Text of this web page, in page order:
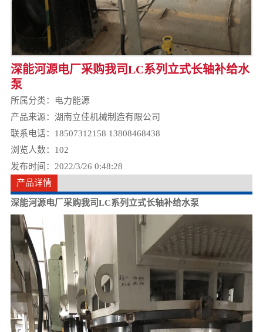
深能河源电厂采购我司LC系列立式长轴补给水
泵
所属分类：
电力能源
产品来源：湖南立佳机械制造有限公司
联系电话：18507312158 13808468438
浏览人数： 102
发布时间：2022/3/26 0:48:28
产品详情
深能河源电厂采购我司LC系列立式长轴补给水泵